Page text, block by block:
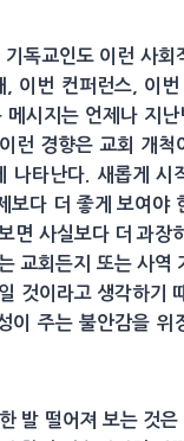
독교인도 이런 사회
, 이번 컨퍼런스, 이
시지는 언제나 지
런 경향은 교회 개척
나타난다. 새롭게 시
보다 더 좋게 보여야
면 사실보다 더 과장
교회든지 또는 사역
것이라고 생각하기
이 주는 불안감을 위
발 떨어져 보는 것